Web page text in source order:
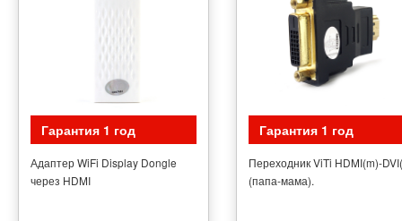
Гарантия 1 год
Адаптер WiFi Display Dongle
через HDMI
Гарантия 1 год
Переходник ViTi HDMI(m)-
(папа-мама).